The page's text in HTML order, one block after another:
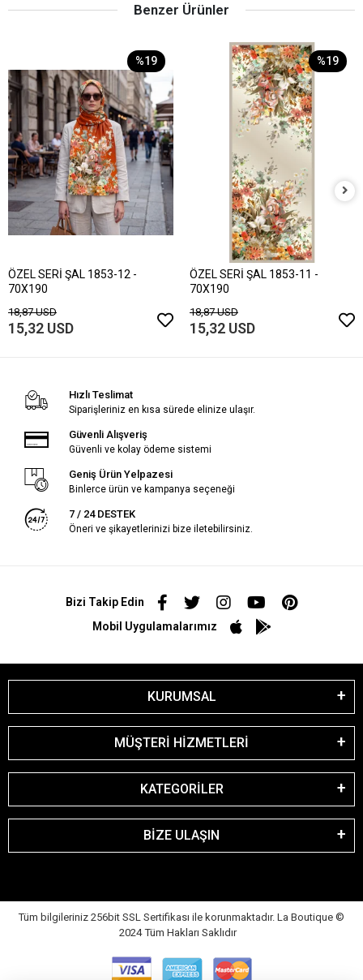
Benzer Ürünler
%19
ÖZEL SERİ ŞAL 1853-12 -
70X190
18,87 USD
15,32 USD
%19
ÖZEL SERİ ŞAL 1853-11 -
70X190
18,87 USD
15,32 USD
Hızlı Teslimat
Siparişleriniz en kısa sürede elinize ulaşır.
Güvenli Alışveriş
Güvenli ve kolay ödeme sistemi
Geniş Ürün Yelpazesi
Binlerce ürün ve kampanya seçeneği
7 / 24 DESTEK
Öneri ve şikayetlerinizi bize iletebilirsiniz.
Bizi Takip Edin
Mobil Uygulamalarımız
KURUMSAL
MÜŞTERİ HİZMETLERİ
KATEGORİLER
BİZE ULAŞIN
Tüm bilgileriniz 256bit SSL Sertifikası ile korunmaktadır. La Boutique ©
2024 Tüm Hakları Saklıdır